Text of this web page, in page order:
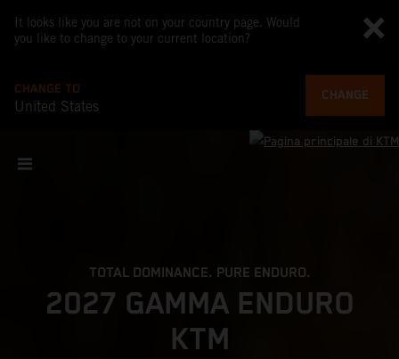
It looks like you are not on your country page. Would
you like to change to your current location?
CHANGE TO
United States
CHANGE
TOTAL DOMINANCE. PURE ENDURO.
2027 GAMMA ENDURO
KTM